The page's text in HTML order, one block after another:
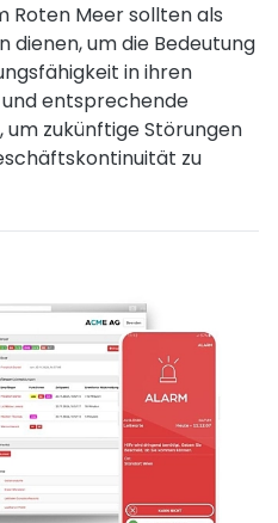
Roten Meer sollten als
um die Bedeutung
in ihren
entsprechende
zukünftige Störungen
zu